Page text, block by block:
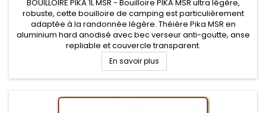
BOUILLOIRE PIKA 1L MSR - Bouilloire PIKA MSR ultra légère,
robuste, cette bouilloire de camping est particulièrement
adaptée à la randonnée légère. Théière Pika MSR en
aluminium hard anodisé avec bec verseur anti-goutte, anse
repliable et couvercle transparent.
En savoir plus